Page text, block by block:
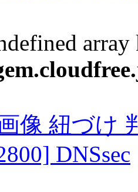
像 紐づけ
DNSsec